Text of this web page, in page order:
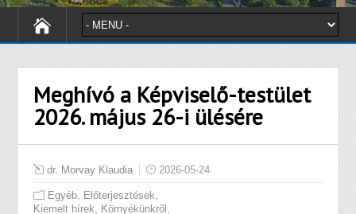
Meghívó a Képviselő-testület
2026. május 26-i ülésére
dr. Morvay Klaudia 2026-05-24
Egyéb Előterjesztések
Kiemelt hírek Környékünkről